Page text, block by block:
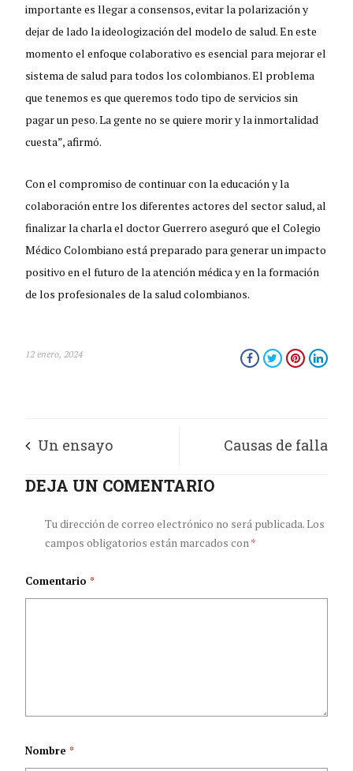
importante es llegar a consensos, evitar la polarización y
dejar de lado la ideologización del modelo de salud. En este
momento el enfoque colaborativo es esencial para mejorar el
sistema de salud para todos los colombianos. El problema
que tenemos es que queremos todo tipo de servicios sin
pagar un peso. La gente no se quiere morir y la inmortalidad
cuesta”, afirmó.
Con el compromiso de continuar con la educación y la
colaboración entre los diferentes actores del sector salud, al
finalizar la charla el doctor Guerrero aseguró que el Colegio
Médico Colombiano está preparado para generar un impacto
positivo en el futuro de la atención médica y en la formación
de los profesionales de la salud colombianos.
12 enero, 2024
Un ensayo
científico para
entender a la
Causas de falla
importancia de su
DEJA UN COMENTARIO
Tu dirección de correo electrónico no será publicada.Los
campos obligatorios están marcados con *
Comentario*
Nombre*